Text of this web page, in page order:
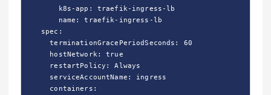
        k8s-app: traefik-ingress-lb
        name: traefik-ingress-lb
    spec:
      terminationGracePeriodSeconds: 60
      hostNetwork: true
      restartPolicy: Always
      serviceAccountName: ingress
      containers: